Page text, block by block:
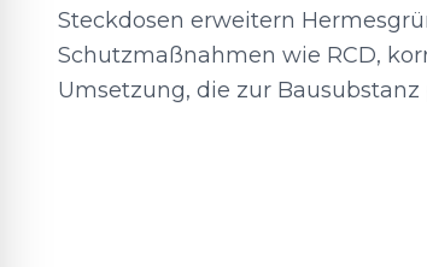
Steckdosen erweitern
Schutzmaßnahmen wie RCD,
Umsetzung, die zur